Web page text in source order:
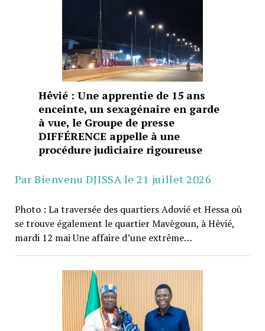
Hêvié : Une apprentie de 15 ans
enceinte, un sexagénaire en garde
à vue, le Groupe de presse
DIFFÉRENCE appelle à une
procédure judiciaire rigoureuse
Par Bienvenu DJISSA le 21 juillet 2026
Photo : La traversée des quartiers Adovié et Hessa où
se trouve également le quartier Mavègoun, à Hêvié,
mardi 12 mai Une affaire d’une extrême…